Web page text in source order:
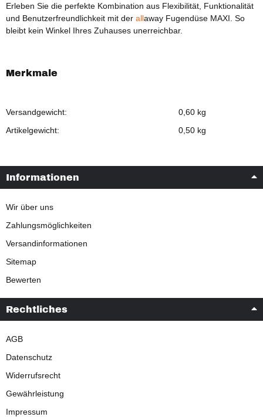
Erleben Sie die perfekte Kombination aus Flexibilität, Funktionalität
und Benutzerfreundlichkeit mit der allaway Fugendüse MAXI. So
bleibt kein Winkel Ihres Zuhauses unerreichbar.
Merkmale
Versandgewicht:
0,60 kg
Artikelgewicht:
0,50 kg
Informationen
Wir über uns
Zahlungsmöglichkeiten
Versandinformationen
Sitemap
Bewerten
Rechtliches
AGB
Datenschutz
Widerrufsrecht
Gewährleistung
Impressum